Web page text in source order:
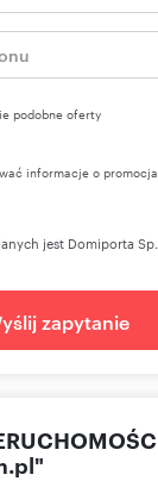
podobne oferty
informacje o
jest Domiporta
zapytanie